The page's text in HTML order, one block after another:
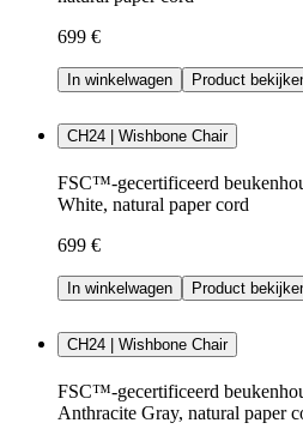
699 €
In winkelwagen Product
CH24 | Wishbone Chair
FSC™-gecertificeerd
White, natural paper cord
699 €
In winkelwagen Product
CH24 | Wishbone Chair
FSC™-gecertificeerd
Anthracite Gray, natural paper